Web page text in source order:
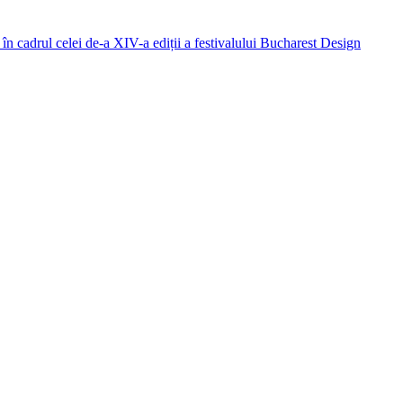
cadrul celei de-a XIV-a ediții a festivalului Bucharest Design